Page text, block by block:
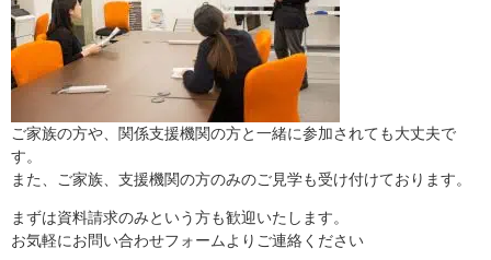
ご家族の方や、関係支援機関の方と一緒に参加されても大丈夫で
す。
また、ご家族、支援機関の方のみのご見学も受け付けております。
まずは資料請求のみという方も歓迎いたします。
お気軽にお問い合わせフォームよりご連絡ください